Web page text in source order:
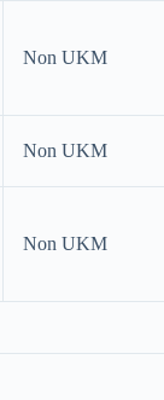
Non UKM
Non UKM
Non UKM